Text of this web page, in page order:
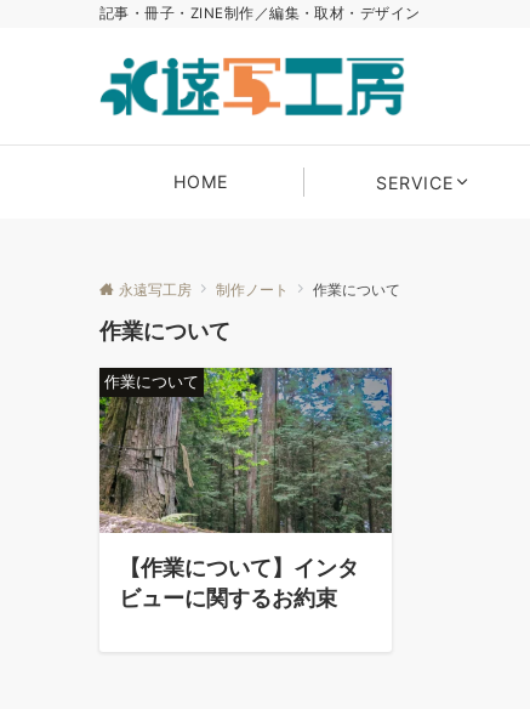
記事・冊子・ZINE制作／編集・取材・デザイン
HOME SERVICE
永遠写工房 制作ノート 作業について
作業について
作業について
【作業について】インタ
ビューに関するお約束